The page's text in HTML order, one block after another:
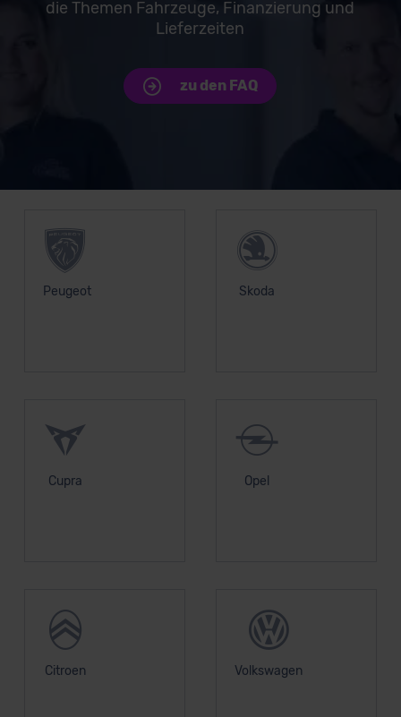
die Themen Fahrzeuge, Finanzierung und
Lieferzeiten
zu den FAQ
Peugeot Skoda
Cupra Opel
Citroen Volkswagen